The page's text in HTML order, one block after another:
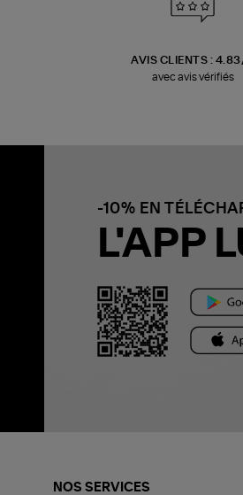
AVIS CLIENTS :
avec avis vérifiés
-10% EN
L'APP
NOS SERVICES